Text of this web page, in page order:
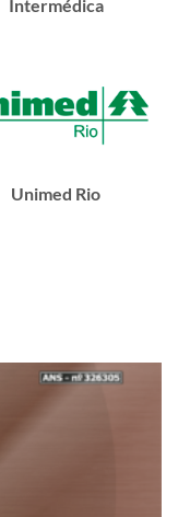
Intermédica
Unimed Rio